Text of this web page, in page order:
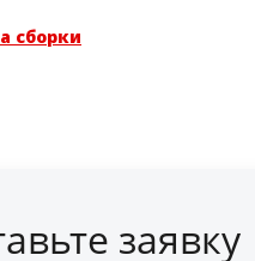
сборки
заявку